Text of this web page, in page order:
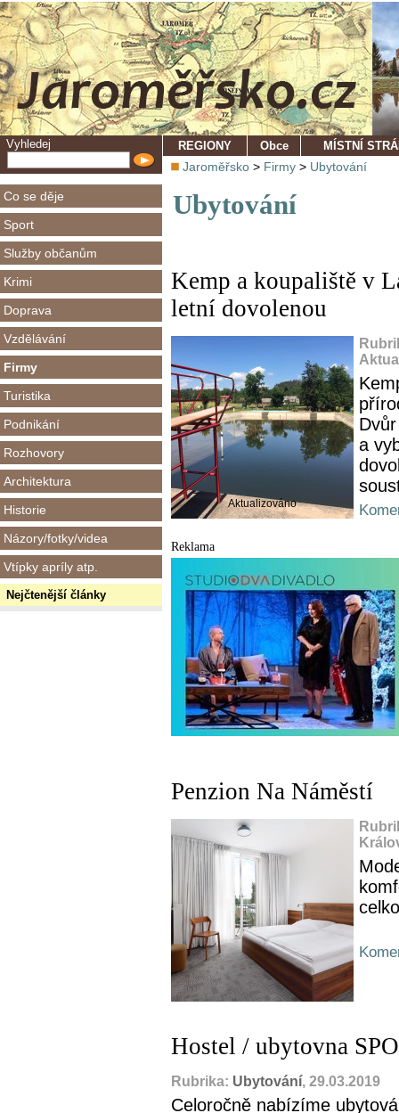
Vyhledej
Co se děje
Sport
Služby občanům
Krimi
Doprava
Vzdělávání
Firmy
Turistika
Podnikání
Rozhovory
Architektura
Historie
Názory/fotky/videa
Vtípky apríly atp.
Nejčtenější články
REGIONY Obce MÍSTNÍ
Jaroměřsko > Firmy > Ubytování
Ubytování
Kemp a koupaliště v
letní dovolenou
Aktualizováno
a
Reklama
Penzion Na Náměstí
Hostel / ubytovna
Rubrika: Ubytování, 29.03.2019
Celoročně nabízíme